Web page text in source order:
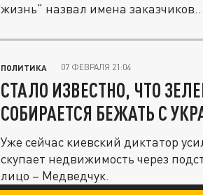
жизнь" назвал имена заказчиков...
ПОЛИТИКА 07 ФЕВРАЛЯ 21:04
СТАЛО ИЗВЕСТНО, ЧТО
СОБИРАЕТСЯ БЕЖАТЬ С
Уже сейчас киевский диктатор
скупает недвижимость через
лицо – Медведчук.